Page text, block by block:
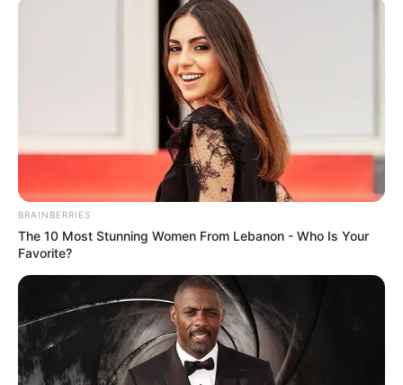
BRAINBERRIES
The 10 Most Stunning Women From Lebanon - Who Is Your
Favorite?